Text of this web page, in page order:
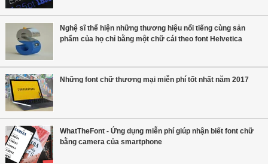
Nghệ sĩ thể hiện những thương hiệu nổi tiếng cùng sản
phẩm của họ chỉ bằng một chữ cái theo font Helvetica
Những font chữ thương mại miễn phí tốt nhất năm 2017
WhatTheFont - Ứng dụng miễn phí giúp nhận biết font chữ
bằng camera của smartphone